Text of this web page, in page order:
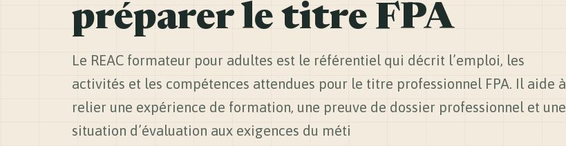
préparer le titre FPA
Le REAC formateur pour adultes est le référentiel qui décrit l’emploi, les
activités et les compétences attendues pour le titre professionnel FPA. Il aide à
relier une expérience de formation, une preuve de dossier professionnel et une
situation d’évaluation aux exigences du méti